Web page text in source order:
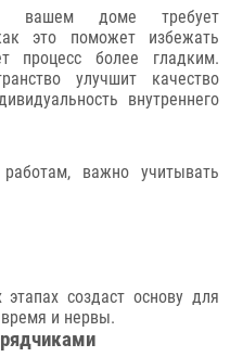
вашем доме требует
это поможет избежать
процесс более гладким.
улучшит качество
внутреннего
важно учитывать
создаст основу для
и нервы.